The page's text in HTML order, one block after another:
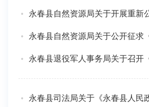
永春县自然资源局关于开展重新
永春县自然资源局关于公开征求
永春县退役军人事务局关于召开
永春县司法局关于《永春县人民